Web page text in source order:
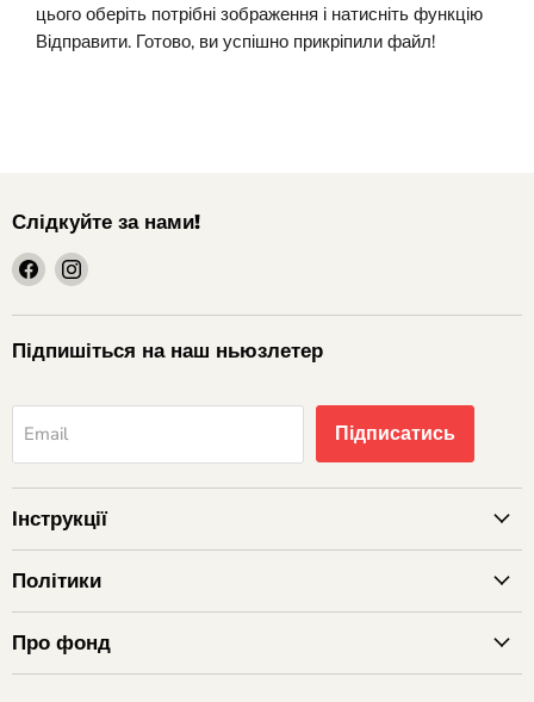
цього оберіть потрібні зображення і натисніть функцію
Відправити. Готово, ви успішно прикріпили файл!
Слідкуйте за нами!
шукайте
нас
на
Facebook
шукайте
на
Instagram
Підпишіться на наш ньюзлетер
Email Підписатись
Інструкції
Політики
Про фонд